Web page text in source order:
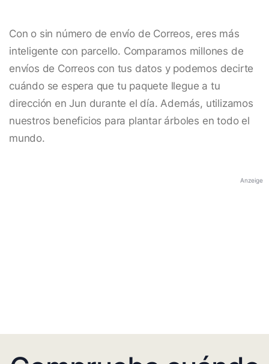
Con o sin número de envío de Correos, eres más
inteligente con parcello. Comparamos millones de
envíos de Correos con tus datos y podemos decirte
cuándo se espera que tu paquete llegue a tu
dirección en Jun durante el día. Además, utilizamos
nuestros beneficios para plantar árboles en todo el
mundo.
Anzeige